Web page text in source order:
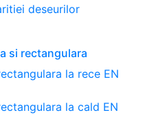
deseurilor
si rectangulara
la rece EN
la cald EN